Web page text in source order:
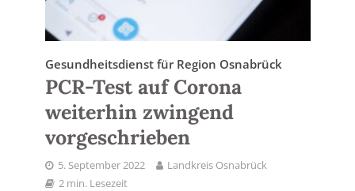
Gesundheitsdienst für Region Osnabrück
PCR-Test auf Corona
weiterhin zwingend
vorgeschrieben
5. September 2022
Landkreis Osnabrück
2 min. Lesezeit